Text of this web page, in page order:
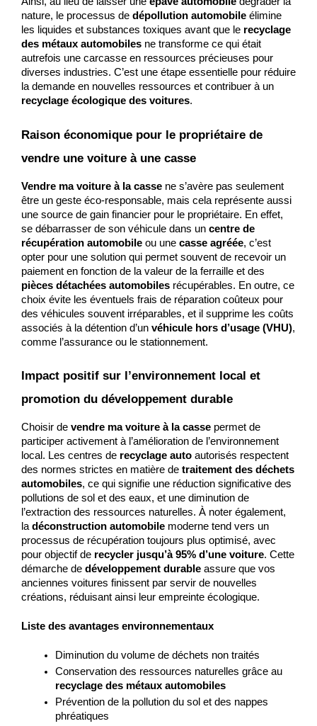
nature, le processus de dépollution automobile élimine
les liquides et substances toxiques avant que le recyclage
des métaux automobiles ne transforme ce qui était
autrefois une carcasse en ressources précieuses pour
diverses industries. C’est une étape essentielle pour réduire
recyclage écologique des voitures.
Raison économique pour le propriétaire de
vendre une voiture à une casse
Vendre ma voiture à la casse ne s’avère pas seulement
être un geste éco-responsable, mais cela représente aussi
une source de gain financier pour le propriétaire. En effet,
se débarrasser de son véhicule dans un centre de
récupération automobile ou une casse agréée, c’est
opter pour une solution qui permet souvent de recevoir un
pièces détachées automobiles récupérables. En outre, ce
choix évite les éventuels frais de réparation coûteux pour
des véhicules souvent irréparables, et il supprime les coûts
associés à la détention d’un véhicule hors d’usage (VHU),
comme l’assurance ou le stationnement.
Impact positif sur l’environnement local et
promotion du développement durable
Choisir de vendre ma voiture à la casse permet de
participer activement à l’amélioration de l’environnement
local. Les centres de recyclage auto autorisés respectent
des normes strictes en matière de traitement des déchets
automobiles, ce qui signifie une réduction significative des
pollutions de sol et des eaux, et une diminution de
l’extraction des ressources naturelles. À noter également,
la déconstruction automobile moderne tend vers un
processus de récupération toujours plus optimisé, avec
pour objectif de recycler jusqu’à 95% d’une voiture. Cette
démarche de développement durable assure que vos
anciennes voitures finissent par servir de nouvelles
créations, réduisant ainsi leur empreinte écologique.
Liste des avantages environnementaux
Diminution du volume de déchets non traités
recyclage des métaux automobiles
Prévention de la pollution du sol et des nappes
phréatiques